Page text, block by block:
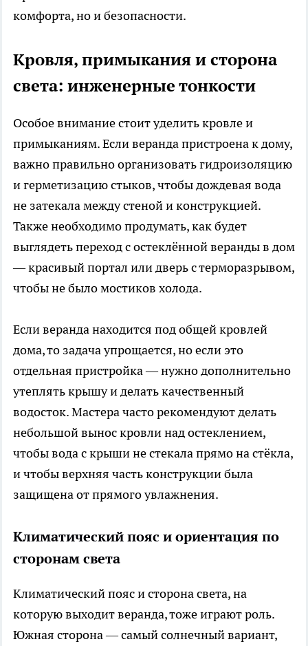
комфорта, но и безопасности.
Кровля, примыкания и сторона
света: инженерные тонкости
Особое внимание стоит уделить кровле и
примыканиям. Если веранда пристроена к дому,
важно правильно организовать гидроизоляцию
и герметизацию стыков, чтобы дождевая вода
не затекала между стеной и конструкцией.
Также необходимо продумать, как будет
выглядеть переход с остеклённой веранды в дом
— красивый портал или дверь с терморазрывом,
чтобы не было мостиков холода.
Если веранда находится под общей кровлей
дома, то задача упрощается, но если это
отдельная пристройка — нужно дополнительно
утеплять крышу и делать качественный
водосток. Мастера часто рекомендуют делать
небольшой вынос кровли над остеклением,
чтобы вода с крыши не стекала прямо на стёкла,
и чтобы верхняя часть конструкции была
защищена от прямого увлажнения.
Климатический пояс и ориентация по
сторонам света
Климатический пояс и сторона света, на
которую выходит веранда, тоже играют роль.
Южная сторона — самый солнечный вариант,